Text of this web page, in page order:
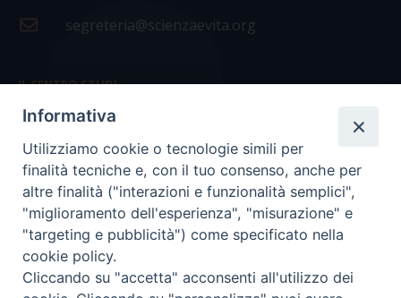
segreteria@scienzaevita.org
IL CENTRO STUDI
La nostra storia
Statuto
Presidenza e ufficio presidenza
Consiglio scientifico
Coordinamento nazionale
Informativa
Utilizziamo cookie o tecnologie simili per
finalità tecniche e, con il tuo consenso, anche per
altre finalità ("interazioni e funzionalità semplici",
"miglioramento dell'esperienza", "misurazione" e
"targeting e pubblicità") come specificato nella
cookie policy.
Cliccando su "accetta" acconsenti all'utilizzo dei